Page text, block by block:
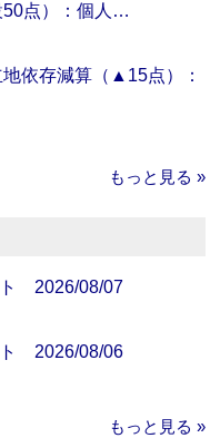
50点）：個人…
地依存減算（▲15点）：
もっと見る »
ト 2026/08/07
ト 2026/08/06
もっと見る »